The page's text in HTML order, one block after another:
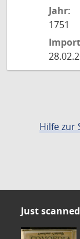
Jahr:
1751
Hilfe zur
Just scanned